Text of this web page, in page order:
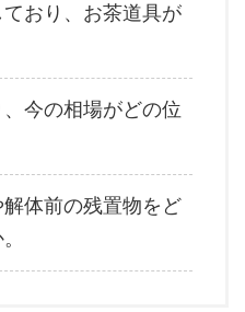
おり、お茶道具が
今の相場がどの位
体前の残置物をど